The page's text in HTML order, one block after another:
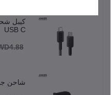
USB C
شاحن